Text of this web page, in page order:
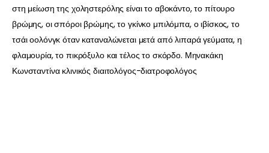
στη μείωση της χοληστερόλης είναι το αβοκάντο, το πίτουρο
βρώμης, οι σπόροι βρώμης, το γκίνκο μπιλόμπα, ο ιβίσκος, το
τσάι οολόνγκ όταν καταναλώνεται μετά από λιπαρά γεύματα, η
φλαμουρία, το πικρόξυλο και τέλος το σκόρδο. Μηνακάκη
Κωνσταντίνα κλινικός διαιτολόγος-διατροφολόγος